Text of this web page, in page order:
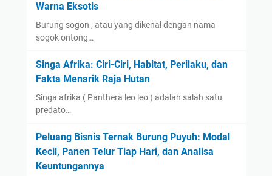
Warna Eksotis
Burung sogon , atau yang dikenal dengan nama
sogok ontong…
Singa Afrika: Ciri-Ciri, Habitat, Perilaku, dan
Fakta Menarik Raja Hutan
Singa afrika ( Panthera leo leo ) adalah salah satu
predato…
Peluang Bisnis Ternak Burung Puyuh: Modal
Kecil, Panen Telur Tiap Hari, dan Analisa
Keuntungannya